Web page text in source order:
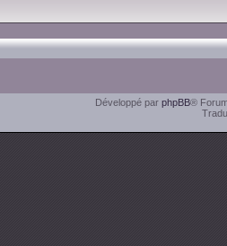
Développé par phpBB®